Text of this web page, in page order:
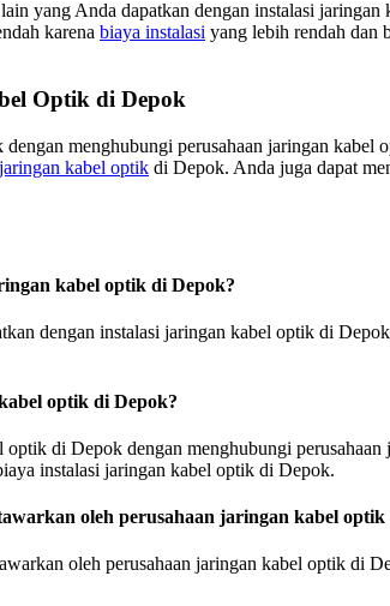
yang Anda dapatkan dengan instalasi
karena biaya instalasi yang lebih rendah dan
Optik di Depok
menghubungi perusahaan jaringan
kabel optik di Depok. Anda juga dapat
kabel optik di Depok?
dengan instalasi jaringan kabel optik di
optik di Depok?
optik di Depok dengan menghubungi
instalasi jaringan kabel optik di Depok.
oleh perusahaan jaringan kabel optik
oleh perusahaan jaringan kabel optik di